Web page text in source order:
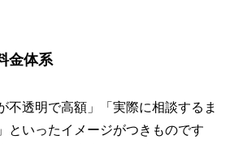
金体系
不透明で高額」「実際に相談するま
といったイメージがつきものです